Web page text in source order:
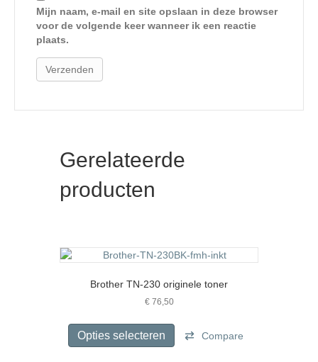
Mijn naam, e-mail en site opslaan in deze browser
voor de volgende keer wanneer ik een reactie
plaats.
Gerelateerde
producten
Brother TN-230 originele toner
€76,50
Opties selecteren
productCompare